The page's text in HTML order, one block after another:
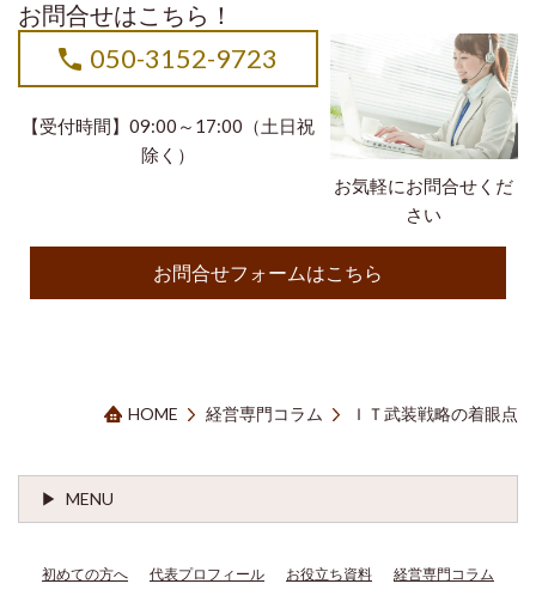
お問合せはこちら！
お気軽にお問合せくだ
さい
050-3152-9723
【受付時間】09:00～17:00（土日祝
除く）
お問合せフォームはこちら
HOME 経営専門コラム ＩＴ武装戦略の着眼点
MENU
初めての方へ 代表プロフィール お役立ち資料
経営専門コラム